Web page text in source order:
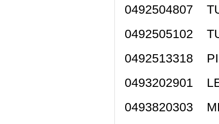
0492504807
0492505102
0492513318